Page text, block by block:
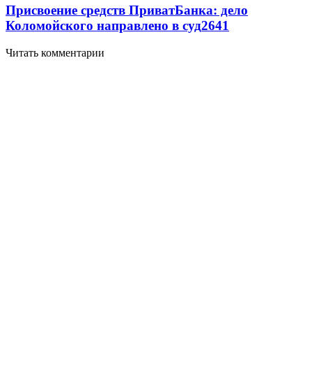
Присвоение средств ПриватБанка: дело
Коломойского направлено в суд2641
Читать комментарии